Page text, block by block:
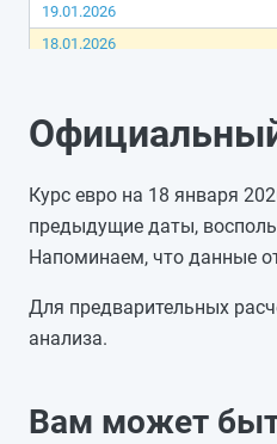
19.01.2026
18.01.2026
15.01.2026
13.01.2026
12.01.2026
11.01.2026
10.01.2026
09.01.2026
06.01.2026
Курс евро на 18 января
предыдущие даты,
Напоминаем, что данные
Для предварительных
анализа.
Вам может